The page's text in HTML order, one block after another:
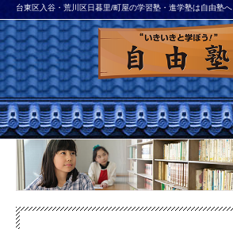
台東区入谷・荒川区日暮里/町屋の学習塾・進学塾は自由塾へ